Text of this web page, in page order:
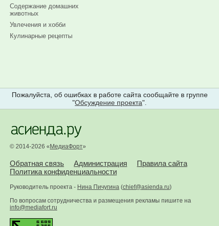
Содержание домашних
животных
Увлечения и хобби
Кулинарные рецепты
Пожалуйста, об ошибках в работе сайта сообщайте в группе
"Обсуждение проекта".
© 2014-2026 « МедиаФорт»
Обратная связь Администрация
Правила сайта
Политика конфиденциальности
Руководитель проекта - Нина Пичугина (chief@asienda.ru)
По вопросам сотрудничества и размещения рекламы пишите на
info@mediafort.ru